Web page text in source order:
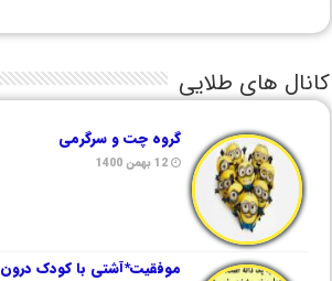
کانال های طلایی
گروه چت و سرگرمی
12 بهمن 1400
موفقیت*آشتی با کودک درون